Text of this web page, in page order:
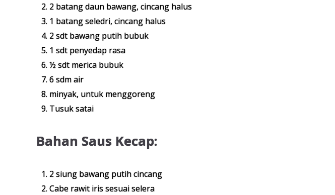
2 batang daun bawang, cincang halus
1 batang seledri, cincang halus
2 sdt bawang putih bubuk
1 sdt penyedap rasa
½ sdt merica bubuk
6 sdm air
minyak, untuk menggoreng
Tusuk satai
Bahan Saus Kecap:
2 siung bawang putih cincang
Cabe rawit iris sesuai selera